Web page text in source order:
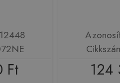
Ft 124